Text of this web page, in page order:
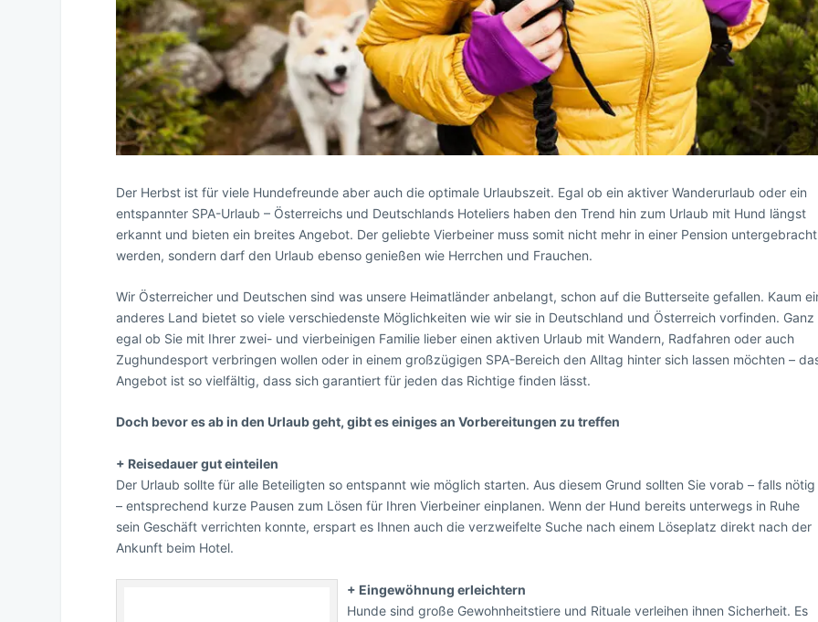
Der Herbst ist für viele Hundefreunde aber auch die optimale Urlaubszeit. Egal ob ein aktiver Wanderurlaub oder ein
entspannter SPA-Urlaub – Österreichs und Deutschlands Hoteliers haben den Trend hin zum Urlaub mit Hund längst
erkannt und bieten ein breites Angebot. Der geliebte Vierbeiner muss somit nicht mehr in einer Pension untergebracht
werden, sondern darf den Urlaub ebenso genießen wie Herrchen und Frauchen.
Wir Österreicher und Deutschen sind was unsere Heimatländer anbelangt, schon auf die Butterseite gefallen. Kaum
anderes Land bietet so viele verschiedenste Möglichkeiten wie wir sie in Deutschland und Österreich vorfinden. Ganz
egal ob Sie mit Ihrer zwei- und vierbeinigen Familie lieber einen aktiven Urlaub mit Wandern, Radfahren oder auch
Zughundesport verbringen wollen oder in einem großzügigen SPA-Bereich den Alltag hinter sich lassen möchten –
Angebot ist so vielfältig, dass sich garantiert für jeden das Richtige finden lässt.
Doch bevor es ab in den Urlaub geht, gibt es einiges an Vorbereitungen zu treffen
+ Reisedauer gut einteilen
Der Urlaub sollte für alle Beteiligten so entspannt wie möglich starten. Aus diesem Grund sollten Sie vorab – falls nötig
– entsprechend kurze Pausen zum Lösen für Ihren Vierbeiner einplanen. Wenn der Hund bereits unterwegs in Ruhe
sein Geschäft verrichten konnte, erspart es Ihnen auch die verzweifelte Suche nach einem Löseplatz direkt nach der
Ankunft beim Hotel.
+ Eingewöhnung erleichtern
Hunde sind große Gewohnheitstiere und Rituale verleihen ihnen Sicherheit. Es